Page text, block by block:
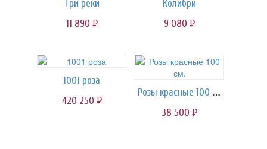
Три реки
11 890 руб.
Колибри
9 080 руб.
1001 роза
420 250 руб.
Розы красные 100 см.
38 500 руб.